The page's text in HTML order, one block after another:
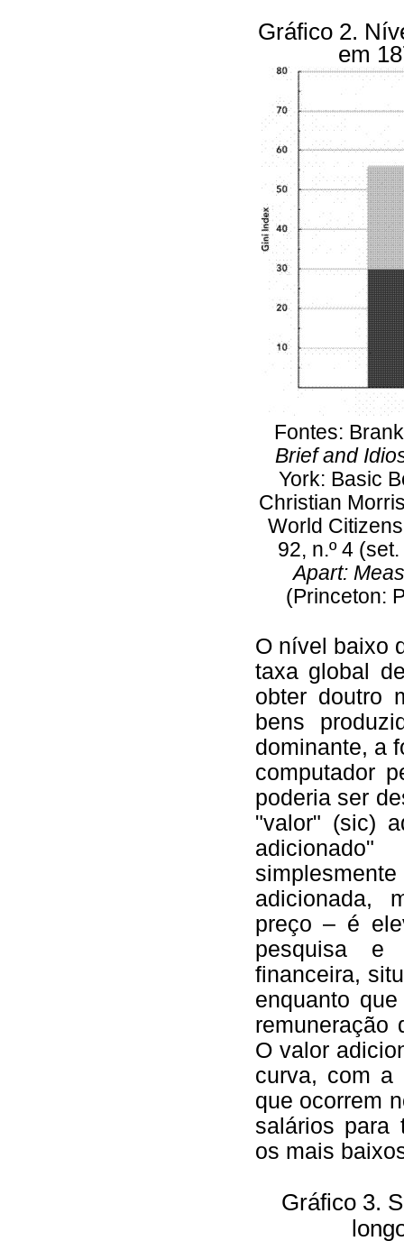
Gráfico 2.
em
Fontes:
Brief and
York: Basic
Christian
World
92, n.º 4
Apart:
(Princeton:
O nível baixo
taxa global
obter doutro
bens
dominante, a
computador
poderia ser
"valor" (sic)
adicionada,
preço – é
pesquisa e
financeira,
enquanto
remuneração
O valor
curva, com
que ocorrem
salários para
os mais
Gráfico 3.